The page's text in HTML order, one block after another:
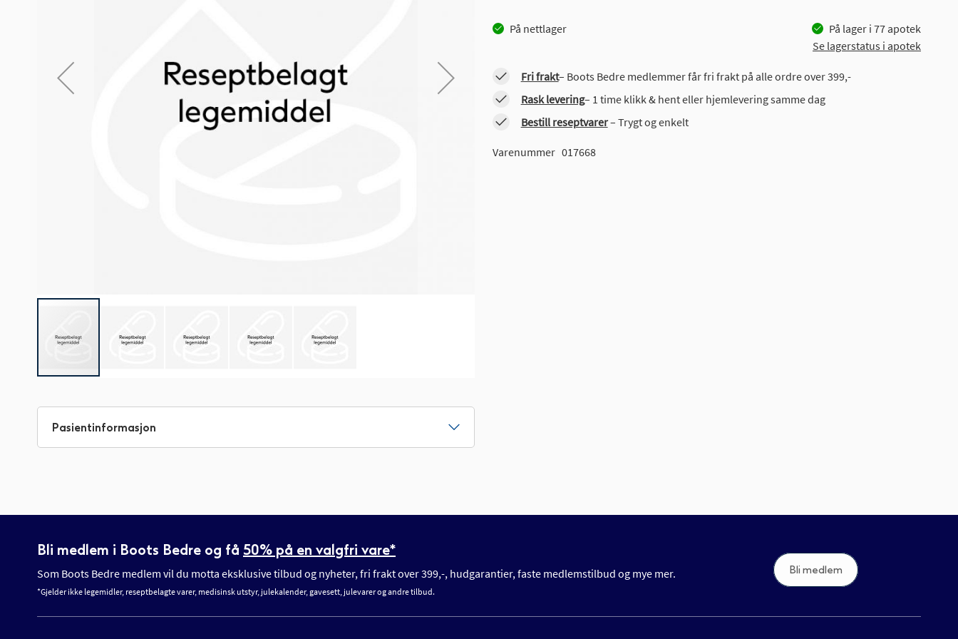
På nettlager På lager i 77apotek
Se lagerstatus i apotek
Fri frakt– Boots Bedre medlemmer får fri frakt på alle ordre over 399,-
Rask levering– 1 time klikk & hent eller hjemlevering samme dag
Bestill reseptvarer– Trygt og enkelt
Varenummer 017668
til
begynnelsen
Pasientinformasjon
Bli medlem i Boots Bedre og få 50% på en valgfri vare*
Som Boots Bedre medlem vil du motta eksklusive tilbud og nyheter, fri frakt over 399,-, hudgarantier, faste medlemstilbud og mye mer.
*Gjelder ikke legemidler, reseptbelagte varer, medisinsk utstyr, julekalender, gavesett, julevarer og andre tilbud.
Bli medlem